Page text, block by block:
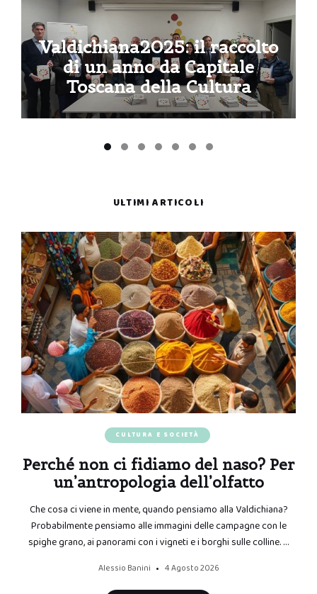
Valdichiana2025: il raccolto
di un anno da Capitale
Toscana della Cultura
ULTIMI ARTICOLI
CULTURA E SOCIETÀ
Perché non ci fidiamo del naso? Per
un’antropologia dell’olfatto
Che cosa ci viene in mente, quando pensiamo alla Valdichiana?
Probabilmente pensiamo alle immagini delle campagne con le
spighe grano, ai panorami con i vigneti e i borghi sulle colline. …
Alessio Banini 4 Agosto 2026